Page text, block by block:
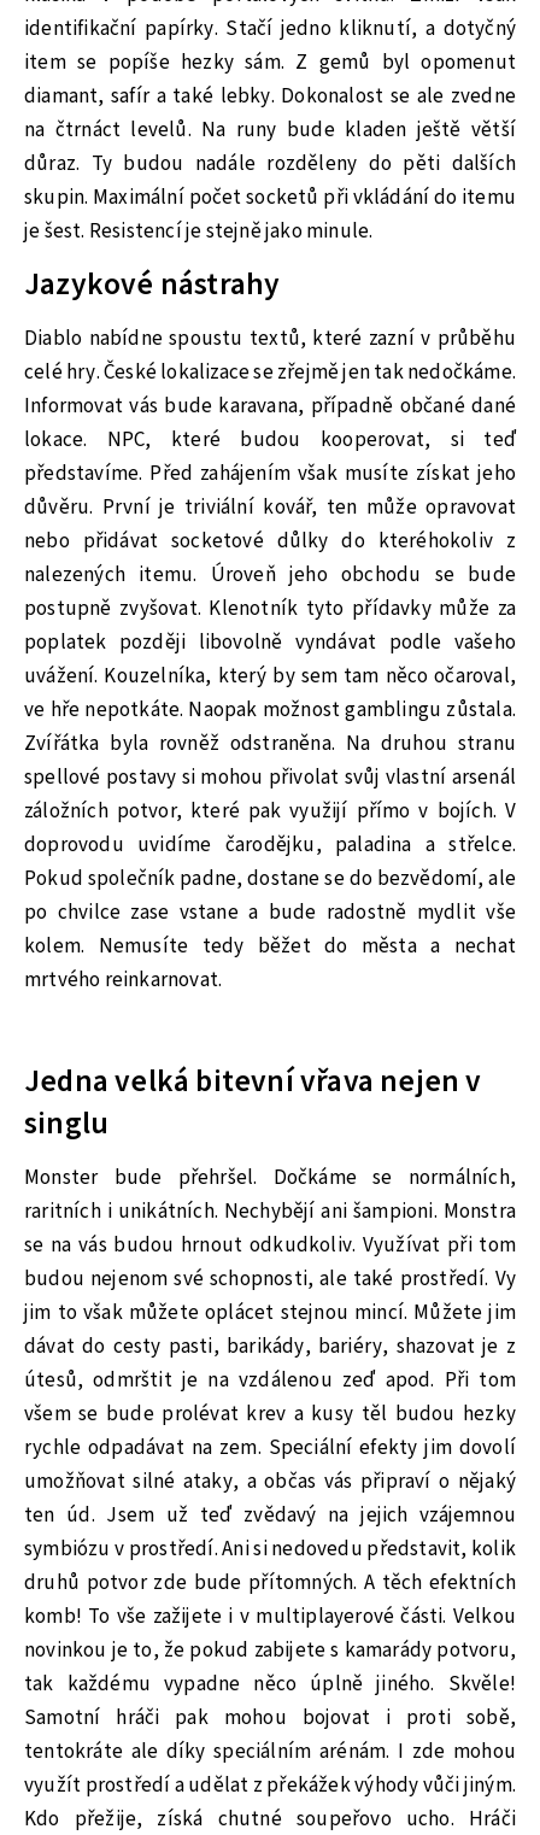
identifikační papírky. Stačí jedno kliknutí, a dotyčný
item se popíše hezky sám. Z gemů byl opomenut
diamant, safír a také lebky. Dokonalost se ale zvedne
na čtrnáct levelů. Na runy bude kladen ještě větší
důraz. Ty budou nadále rozděleny do pěti dalších
skupin. Maximální počet socketů při vkládání do itemu
je šest. Resistencí je stejně jako minule.
Jazykové nástrahy
Diablo nabídne spoustu textů, které zazní v průběhu
celé hry. České lokalizace se zřejmě jen tak nedočkáme.
Informovat vás bude karavana, případně občané dané
lokace. NPC, které budou kooperovat, si teď
představíme. Před zahájením však musíte získat jeho
důvěru. První je triviální kovář, ten může opravovat
nebo přidávat socketové důlky do kteréhokoliv z
nalezených itemu. Úroveň jeho obchodu se bude
postupně zvyšovat. Klenotník tyto přídavky může za
poplatek později libovolně vyndávat podle vašeho
uvážení. Kouzelníka, který by sem tam něco očaroval,
ve hře nepotkáte. Naopak možnost gamblingu zůstala.
Zvířátka byla rovněž odstraněna. Na druhou stranu
spellové postavy si mohou přivolat svůj vlastní arsenál
záložních potvor, které pak využijí přímo v bojích. V
doprovodu uvidíme čarodějku, paladina a střelce.
Pokud společník padne, dostane se do bezvědomí, ale
po chvilce zase vstane a bude radostně mydlit vše
kolem. Nemusíte tedy běžet do města a nechat
mrtvého reinkarnovat.
Jedna velká bitevní vřava nejen v
singlu
Monster bude přehršel. Dočkáme se normálních,
raritních i unikátních. Nechybějí ani šampioni. Monstra
se na vás budou hrnout odkudkoliv. Využívat při tom
budou nejenom své schopnosti, ale také prostředí. Vy
jim to však můžete oplácet stejnou mincí. Můžete jim
dávat do cesty pasti, barikády, bariéry, shazovat je z
útesů, odmrštit je na vzdálenou zeď apod. Při tom
všem se bude prolévat krev a kusy těl budou hezky
rychle odpadávat na zem. Speciální efekty jim dovolí
umožňovat silné ataky, a občas vás připraví o nějaký
ten úd. Jsem už teď zvědavý na jejich vzájemnou
symbiózu v prostředí. Ani si nedovedu představit, kolik
druhů potvor zde bude přítomných. A těch efektních
komb! To vše zažijete i v multiplayerové části. Velkou
novinkou je to, že pokud zabijete s kamarády potvoru,
tak každému vypadne něco úplně jiného. Skvěle!
Samotní hráči pak mohou bojovat i proti sobě,
tentokráte ale díky speciálním arénám. I zde mohou
využít prostředí a udělat z překážek výhody vůči jiným.
Kdo přežije, získá chutné soupeřovo ucho. Hráči